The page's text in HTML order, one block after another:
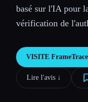
Comparer les outils
Toutes les catégories
basé sur l'IA pour
vérification de
VISITE
Lire l'avis ↓︎